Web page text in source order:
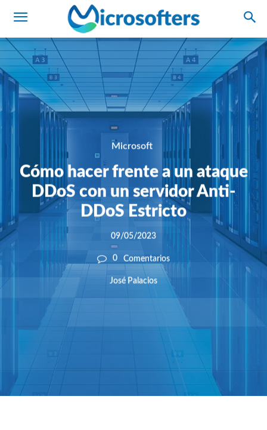
Microsoft
Cómo hacer frente a un ataque
DDoS con un servidor Anti-
DDoS Estricto
09/05/2023
0 Comentarios
José Palacios